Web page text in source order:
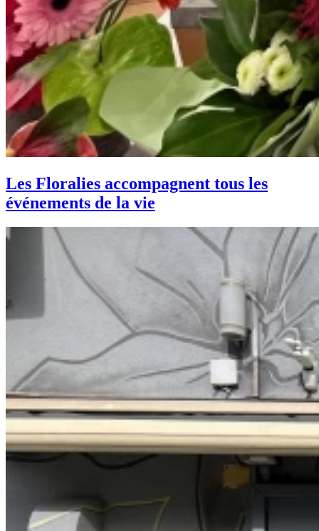
Les Floralies accompagnent tous les
événements de la vie